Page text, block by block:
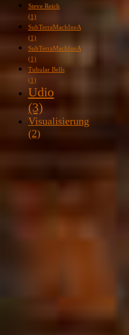
Steve Reich
(1)
SubTerraMachIneA
(1)
SubTerraMachIneA
(1)
Tubular Bells
(1)
Udio
(3)
Visualisierung
(2)